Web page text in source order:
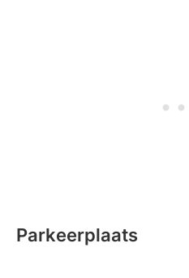
Parkeerplaats